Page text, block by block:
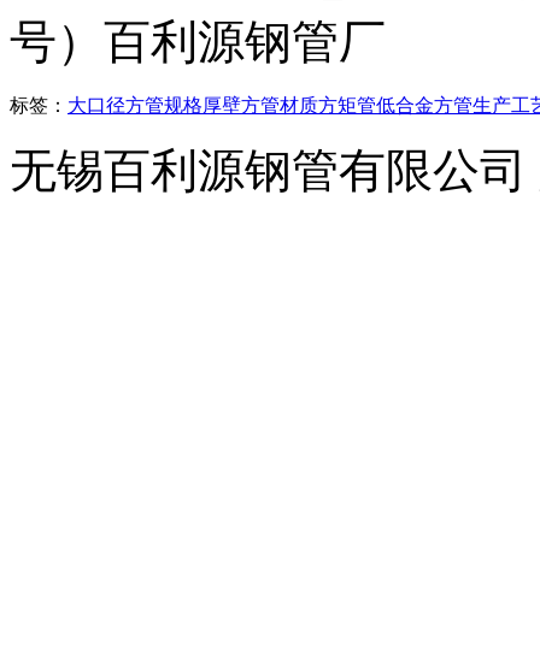
号）百利源钢管厂
标签： 大口径方管规格厚壁方管材质方矩管低合金方管生产工
无锡百利源钢管有限公